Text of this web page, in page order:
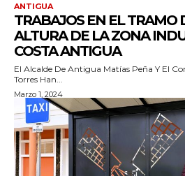
ANTIGUA
TRABAJOS EN EL TRAMO
ALTURA DE LA ZONA
COSTA ANTIGUA
El Alcalde De Antigua Matías Peña Y El
Torres Han...
Marzo 1, 2024